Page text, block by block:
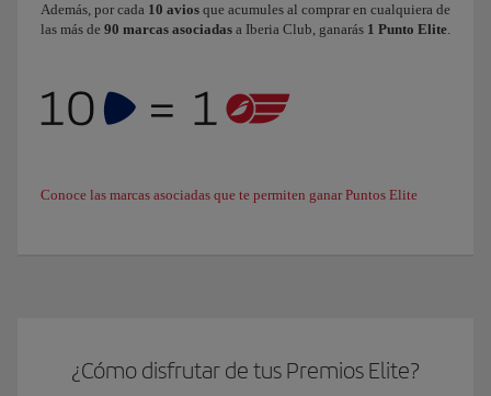
Además, por cada 10 avios que acumules al comprar en cualquiera de
las más de 90 marcas asociadas a Iberia Club, ganarás 1 Punto Elite.
Conoce las marcas asociadas que te permiten ganar Puntos Elite
¿Cómo disfrutar de tus Premios Elite?